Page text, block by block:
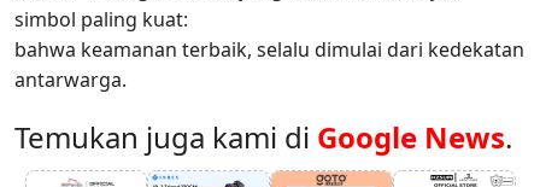
simbol paling kuat:
bahwa keamanan terbaik, selalu dimulai dari kedekatan
antarwarga.
Temukan juga kami di Google News.